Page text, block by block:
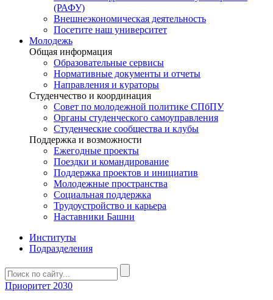
(РАФУ)
Внешнеэкономическая деятельность
Посетите наш университет
Молодежь
Общая информация
Образовательные сервисы
Нормативные документы и отчеты
Направления и кураторы
Студенчество и координация
Совет по молодежной политике СПбПУ
Органы студенческого самоуправления
Студенческие сообщества и клубы
Поддержка и возможности
Ежегодные проекты
Поездки и командирование
Поддержка проектов и инициатив
Молодежные пространства
Социальная поддержка
Трудоустройство и карьера
Наставники Башни
Институты
Подразделения
Приоритет 2030